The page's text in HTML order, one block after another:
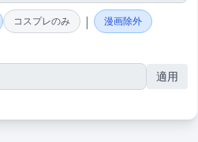
コスプレのみ | 漫画除外
適用